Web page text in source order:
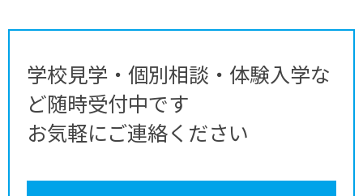
学校見学・個別相談・体験入学な
ど随時受付中です
お気軽にご連絡ください